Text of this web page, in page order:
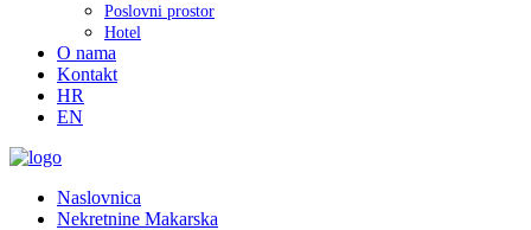
Poslovni prostor
Hotel
O nama
Kontakt
HR
EN
Naslovnica
Nekretnine Makarska